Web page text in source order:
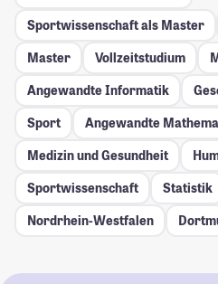
Sportwissenschaft als Master
Master
Vollzeitstudium
Angewandte Informatik
Sport
Angewandte
Medizin und Gesundheit
Sportwissenschaft
Statistik
Nordrhein-Westfalen